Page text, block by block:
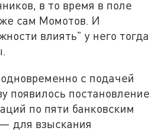
в то время в поле
сам Момотов. И
влиять" у него тогда
с подачей
появилось постановление
по пяти банковским
для взыскания